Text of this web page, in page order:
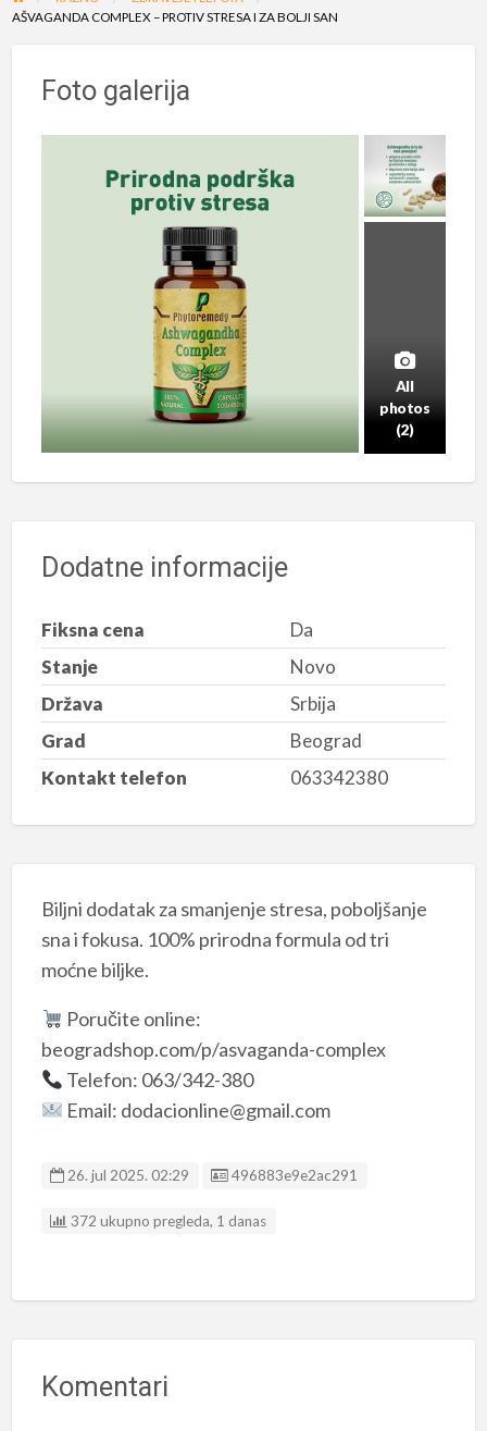
AŠVAGANDA COMPLEX – PROTIV STRESA I ZA BOLJI SAN
Foto galerija
All
photos
(2)
Dodatne informacije
Fiksna cena
Da
Stanje
Novo
Država
Srbija
Grad
Beograd
Kontakt telefon
063342380
Biljni dodatak za smanjenje stresa, poboljšanje
sna i fokusa. 100% prirodna formula od tri
moćne biljke.
Poručite online:
beogradshop.com/p/asvaganda-complex
Telefon: 063/342-380
Email: dodacionline@gmail.com
26. jul 2025. 02:29 Listing ID
496883e9e2ac291
372 ukupno pregleda, 1 danas
Komentari